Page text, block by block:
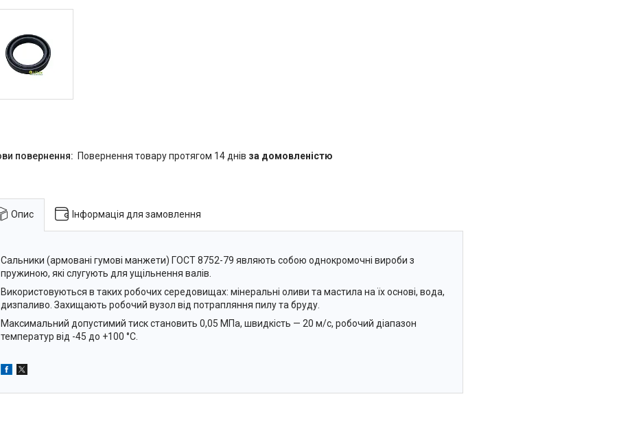
повернення товару протягом 14 днів за домовленістю
Опис Інформація для замовлення
Сальники (армовані гумові манжети) ГОСТ 8752-79 являють собою однокромочні вироби з
пружиною, які слугують для ущільнення валів.
Використовуються в таких робочих середовищах: мінеральні оливи та мастила на їх основі, вода,
дизпаливо. Захищають робочий вузол від потрапляння пилу та бруду.
Максимальний допустимий тиск становить 0,05 МПа, швидкість — 20 м/с, робочий діапазон
температур від -45 до +100 °C.